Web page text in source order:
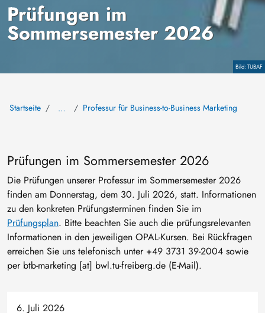
Copyright
TUBAF
Prüfungen im
Sommersemester 2026
Startseite … Professur für Business-to-Business Marketing
Prüfungen im Sommersemester 2026
Die Prüfungen unserer Professur im Sommersemester 2026
finden am Donnerstag, dem 30. Juli 2026, statt. Informationen
zu den konkreten Prüfungsterminen finden Sie im
Prüfungsplan. Bitte beachten Sie auch die prüfungsrelevanten
Informationen in den jeweiligen OPAL-Kursen. Bei Rückfragen
erreichen Sie uns telefonisch unter +49 3731 39-2004 sowie
per btb-marketing [at] bwl.tu-freiberg.de (E-Mail).
6. Juli 2026